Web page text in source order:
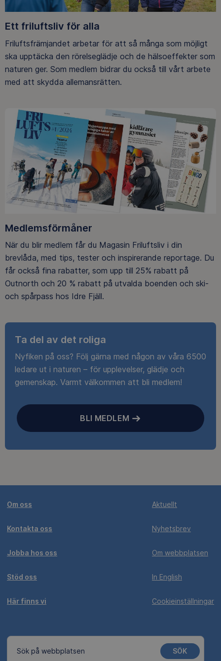
Ett friluftsliv för alla
Friluftsfrämjandet arbetar för att så många som möjligt
ska upptäcka den rörelseglädje och de hälsoeffekter som
naturen ger. Som medlem bidrar du också till vårt arbete
med att skydda allemansrätten.
Medlemsförmåner
När du blir medlem får du Magasin Friluftsliv i din
brevlåda, med tips, tester och inspirerande reportage. Du
får också fina rabatter, som upp till 25% rabatt på
Outnorth och 20 % rabatt på utvalda boenden och ski-
och spårpass hos Idre Fjäll.
Ta del av det roliga
Nyfiken på oss? Följ gärna med någon av våra 6500
ledare ut i naturen – för upplevelser, glädje och
gemenskap. Varmt välkommen att bli medlem!
BLI MEDLEM
Om oss
Kontakta oss
Jobba hos oss
Stöd oss
Här finns vi
Aktuellt
Nyhetsbrev
Om webbplatsen
In English
Cookieinställningar
Sök på webbplatsen SÖK